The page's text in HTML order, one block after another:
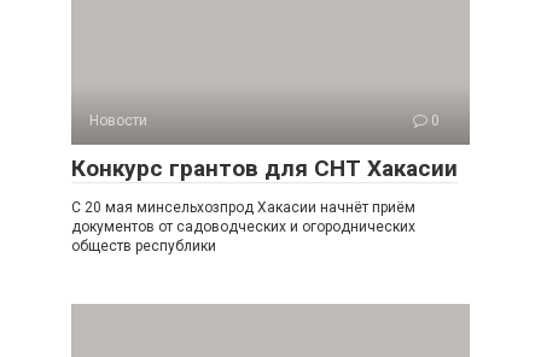
Новости 0
Конкурс грантов для СНТ Хакасии
С 20 мая минсельхозпрод Хакасии начнёт приём
документов от садоводческих и огороднических
обществ республики